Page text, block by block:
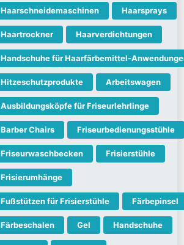
Haarschneidemaschinen Haarsprays
Haartrockner Haarverdichtungen
Handschuhe für Haarfärbemittel-
Hitzeschutzprodukte Arbeitswagen
Ausbildungsköpfe für Friseurlehrlinge
Barber Chairs Friseurbedienungsstühle
Friseurwaschbecken Frisierstühle
Frisierumhänge
Fußstützen für Frisierstühle Färbepinsel
Färbeschalen Gel Handschuhe